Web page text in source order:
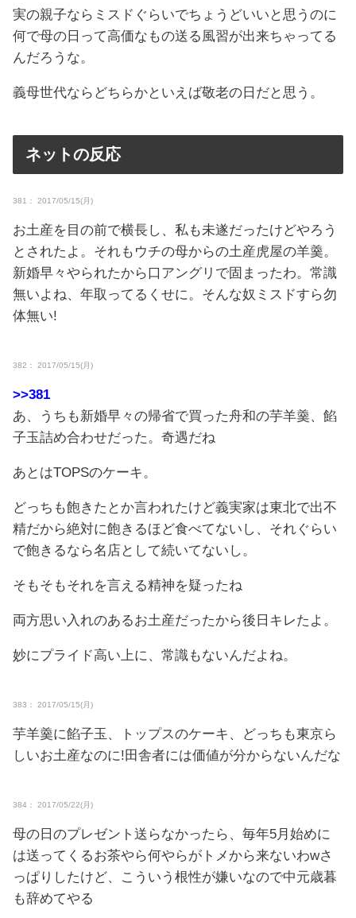
実の親子ならミスドぐらいでちょうどいいと思うのに
何で母の日って高価なもの送る風習が出来ちゃってる
んだろうな。
義母世代ならどちらかといえば敬老の日だと思う。
ネットの反応
381： 2017/05/15(月)
お土産を目の前で横長し、私も未遂だったけどやろう
とされたよ。それもウチの母からの土産虎屋の羊羹。
新婚早々やられたから口アングリで固まったわ。常識
無いよね、年取ってるくせに。そんな奴ミスドすら勿
体無い!
382： 2017/05/15(月)
>>381
あ、うちも新婚早々の帰省で買った舟和の芋羊羹、餡
子玉詰め合わせだった。奇遇だね
あとはTOPSのケーキ。
どっちも飽きたとか言われたけど義実家は東北で出不
精だから絶対に飽きるほど食べてないし、それぐらい
で飽きるなら名店として続いてないし。
そもそもそれを言える精神を疑ったね
両方思い入れのあるお土産だったから後日キレたよ。
妙にプライド高い上に、常識もないんだよね。
383： 2017/05/15(月)
芋羊羹に餡子玉、トップスのケーキ、どっちも東京ら
しいお土産なのに!田舎者には価値が分からないんだな
384： 2017/05/22(月)
母の日のプレゼント送らなかったら、毎年5月始めに
は送ってくるお茶やら何やらがトメから来ないわwさ
っぱりしたけど、こういう根性が嫌いなので中元歳暮
も辞めてやる